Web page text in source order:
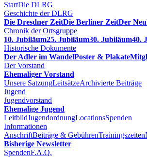
StartDie DLRG
Geschichte der DLRG
Die Dresdner ZeitDie Berliner ZeitDer
Chronik der Ortsgruppe
10. Jubiläum25. Jubiläum30. Jubiläum40.
Historische Dokumente
Der Adler im WandelPoster & Plakate
Der Vorstand
Ehemaliger Vorstand
Unsere SatzungLeitsätzeArchivierte Beiträge
Jugend
Jugendvorstand
Ehemalige Jugend
LeitbildJugendordnungLocationsSpenden
Informationen
AnschriftBeiträge & GebührenTrainingszeiten
Bisherige Newsletter
SpendenF.A.Q.